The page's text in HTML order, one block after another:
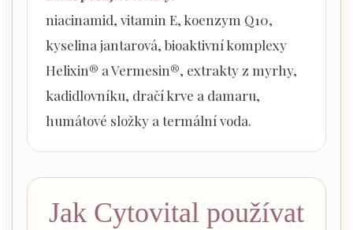
niacinamid, vitamin E, koenzym Q10,
kyselina jantarová, bioaktivní komplexy
Helixin® a Vermesin®, extrakty z myrhy,
kadidlovníku, dračí krve a damaru,
humátové složky a termální voda.
Jak Cytovital používat